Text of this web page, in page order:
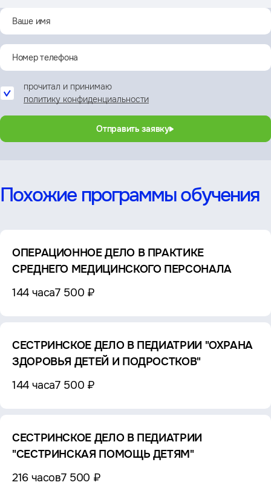
прочитал и принимаю
политику конфиденциальности
Отправить заявку
Похожие программы обучения
ОПЕРАЦИОННОЕ ДЕЛО В ПРАКТИКЕ
СРЕДНЕГО МЕДИЦИНСКОГО ПЕРСОНАЛА
144 часа7 500 ₽
СЕСТРИНСКОЕ ДЕЛО В ПЕДИАТРИИ "ОХРАНА
ЗДОРОВЬЯ ДЕТЕЙ И ПОДРОСТКОВ"
144 часа7 500 ₽
СЕСТРИНСКОЕ ДЕЛО В ПЕДИАТРИИ
"СЕСТРИНСКАЯ ПОМОЩЬ ДЕТЯМ"
216 часов7 500 ₽